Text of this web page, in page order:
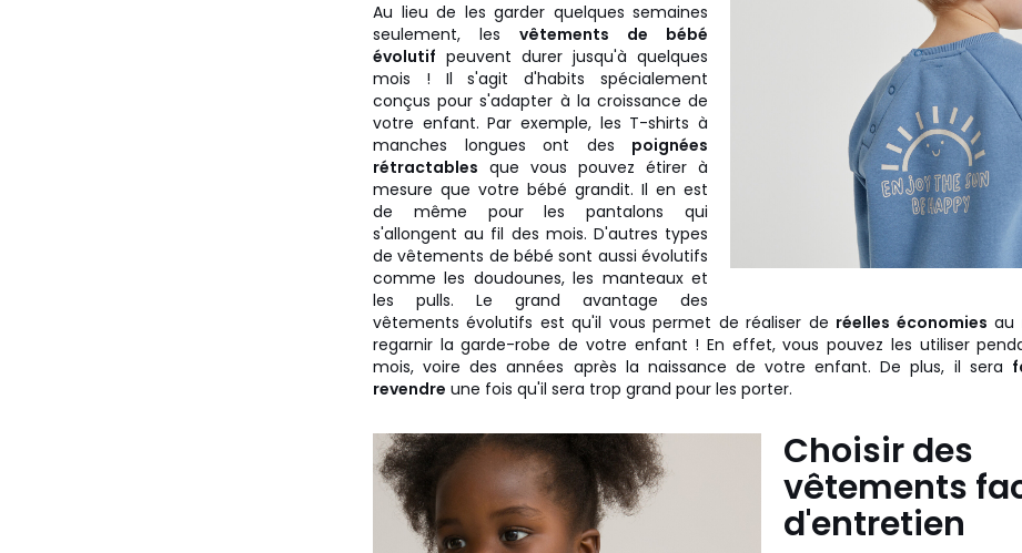
Au lieu de les garder quelques semaines
seulement, les vêtements de bébé
évolutif peuvent durer jusqu'à quelques
mois ! Il s'agit d'habits spécialement
conçus pour s'adapter à la croissance de
votre enfant. Par exemple, les T-shirts à
manches longues ont des poignées
rétractables que vous pouvez étirer à
mesure que votre bébé grandit. Il en est
de même pour les pantalons qui
s'allongent au fil des mois. D'autres types
de vêtements de bébé sont aussi évolutifs
comme les doudounes, les manteaux et
les pulls. Le grand avantage des
vêtements évolutifs est qu'il vous permet de réaliser de réelles économies au
regarnir la garde-robe de votre enfant ! En effet, vous pouvez les utiliser
mois, voire des années après la naissance de votre enfant. De plus, il sera
revendre une fois qu'il sera trop grand pour les porter.
Choisir des
vêtements
d'entretien